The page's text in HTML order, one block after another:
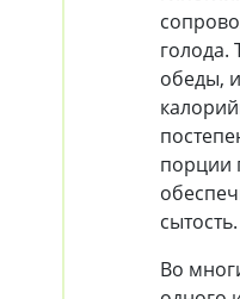
обеды,
порции
сытость.
Во